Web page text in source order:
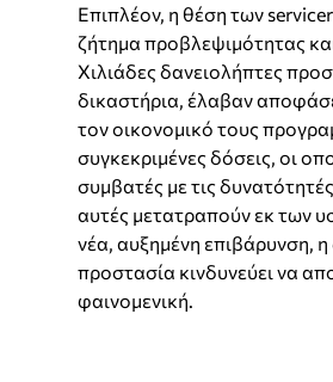
Επιπλέον, η θέση των
ζήτημα προβλεψιμότητας
Χιλιάδες δανειολήπτες
δικαστήρια, έλαβαν
τον οικονομικό τους
συγκεκριμένες δόσεις, οι
συμβατές με τις
αυτές μετατραπούν εκ των
νέα, αυξημένη επιβάρυνση, η
προστασία κινδυνεύει να
φαινομενική.